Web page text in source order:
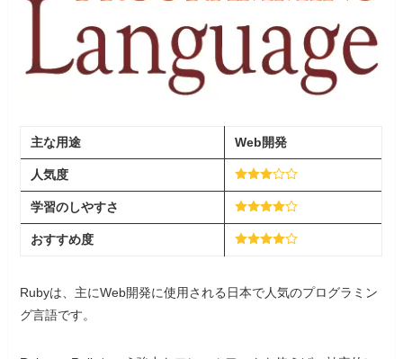
主な用途 Web開発
人気度
学習のしやすさ
おすすめ度
Rubyは、主にWeb開発に使用される日本で人気のプログラミン
グ言語です。